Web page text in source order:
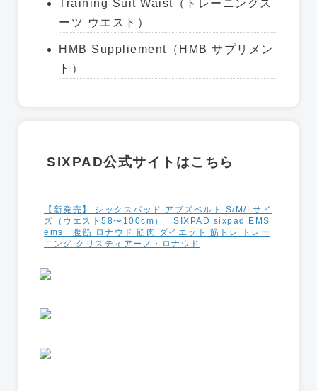
Training Suit Waist（トレーニングス
ーツ ウエスト）
HMB Suppliement（HMB サプリメン
ト）
SIXPAD公式サイトはこちら
【新発売】 シックスパッド アブズベルト S/M/Lサイ
ズ（ウエスト58〜100cm） SIXPAD sixpad EMS
ems 腹筋 ロナウド 筋肉 ダイエット 筋トレ トレー
ニング クリスティアーノ・ロナウド